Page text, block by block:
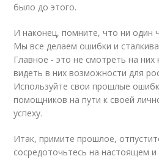
было до этого.
И наконец, помните, что ни один
Мы все делаем ошибки и
Главное - это не смотреть на них
видеть в них возможности для
Используйте свои прошлые
помощников на пути к своей
успеху.
Итак, примите прошлое,
сосредоточьтесь на настоящем